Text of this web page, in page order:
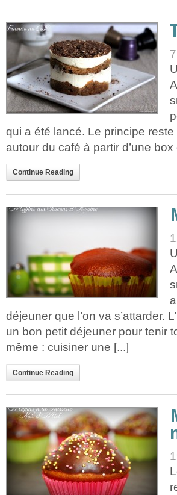
qui a été lancé. Le principe
autour du café à partir d’une
Continue Reading
déjeuner que l’on va s’attarder.
un bon petit déjeuner pour tenir
même : cuisiner une [...]
Continue Reading